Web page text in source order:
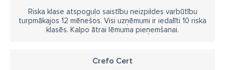
Riska klase atspoguļo saistību neizpildes varbūtību
turpmākajos 12 mēnešos. Visi uzņēmumi ir iedalīti 10 riska
klasēs. Kalpo ātrai lēmuma pieņemšanai.
Crefo Cert